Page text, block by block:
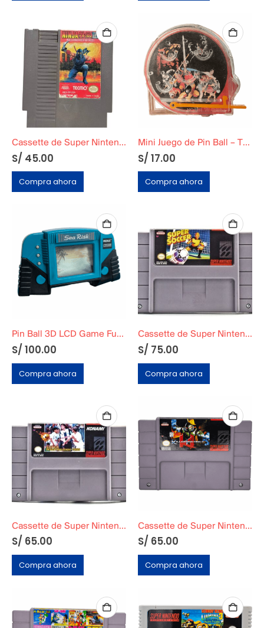
Cassette de Super Nintendo »Ninja Gaidan 3 The Ancient ship of doom»
S/ 45.00
Compra ahora
Mini Juego de Pin Ball – Thundercats
S/ 17.00
Compra ahora
Pin Ball 3D LCD Game Funcional
S/ 100.00
Compra ahora
Cassette de Super Nintendo »Super Soccer»
S/ 75.00
Compra ahora
Cassette de Super Nintendo »Super Desentralizado 1995»
S/ 65.00
Compra ahora
Cassette de Super Nintendo »Killer Instinct»
S/ 65.00
Compra ahora